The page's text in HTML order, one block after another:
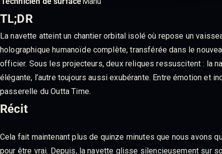
TL;DR
La navette atteint un chantier orbital isolé où repose un
holographique humanoïde complète, transférée dans le
officier. Sous les projecteurs, deux reliques ressuscitent : la
élégante, l’autre toujours aussi exubérante. Entre émotion et
passerelle du Outta Time.
Récit
Cela fait maintenant plus de quinze minutes que nous avons
pour être vrai. Depuis, la navette glisse silencieusement sur